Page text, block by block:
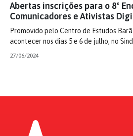
Abertas inscrições para o 8º
Comunicadores e Ativistas
Promovido pelo Centro de Estudos
acontecer nos dias 5 e 6 de julho, no
27/06/2024